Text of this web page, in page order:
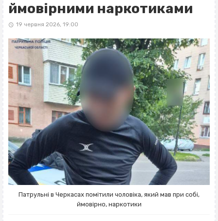
ймовірними наркотиками
19 червня 2026, 19:00
Патрульні в Черкасах помітили чоловіка, який мав при собі,
ймовірно, наркотики